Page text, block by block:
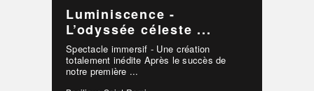
Luminiscence -
L’odyssée céleste ...
Spectacle immersif - Une création
totalement inédite Après le succès de
notre première ...